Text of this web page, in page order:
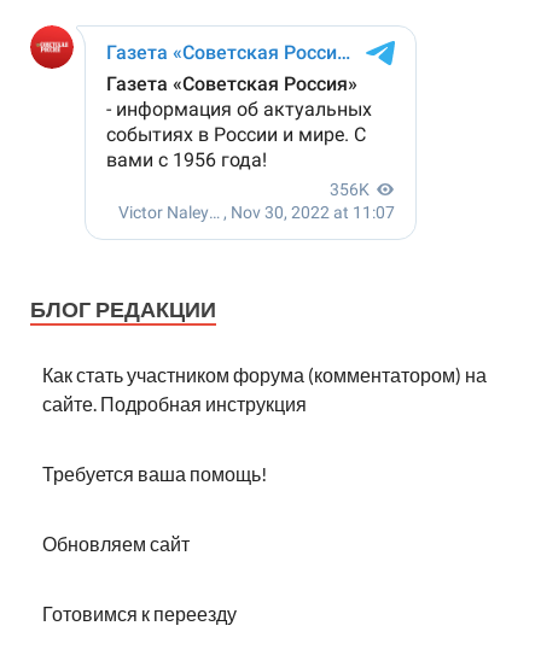
БЛОГ РЕДАКЦИИ
Как стать участником форума (комментатором) на
сайте. Подробная инструкция
Требуется ваша помощь!
Обновляем сайт
Готовимся к переезду